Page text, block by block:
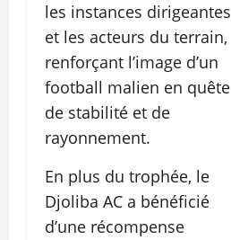
les instances dirigeantes
et les acteurs du terrain,
renforçant l’image d’un
football malien en quête
de stabilité et de
rayonnement.
En plus du trophée, le
Djoliba AC a bénéficié
d’une récompense